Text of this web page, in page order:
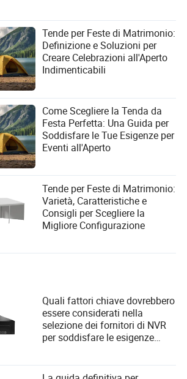
Autore
una professionista esperta nel
sportivo e dell'intrattenimento per il
scrittrice di articoli affermata,
comprensione della valutazione
di sistemi o attrezzature
Tende per Feste di Matrimonio:
Definizione e Soluzioni per
Creare Celebrazioni all'Aperto
Indimenticabili
Come Scegliere la Tenda da
Festa Perfetta: Una Guida per
Soddisfare le Tue Esigenze per
Eventi all'Aperto
Tende per Feste di Matrimonio:
Varietà, Caratteristiche e
Consigli per Scegliere la
Migliore Configurazione
Quali fattori chiave dovrebbero
essere considerati nella
selezione dei fornitori di NVR
per soddisfare le esigenze